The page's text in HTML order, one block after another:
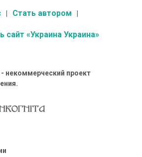
Стать автором
«Украина Украина»
- некоммерческий проект